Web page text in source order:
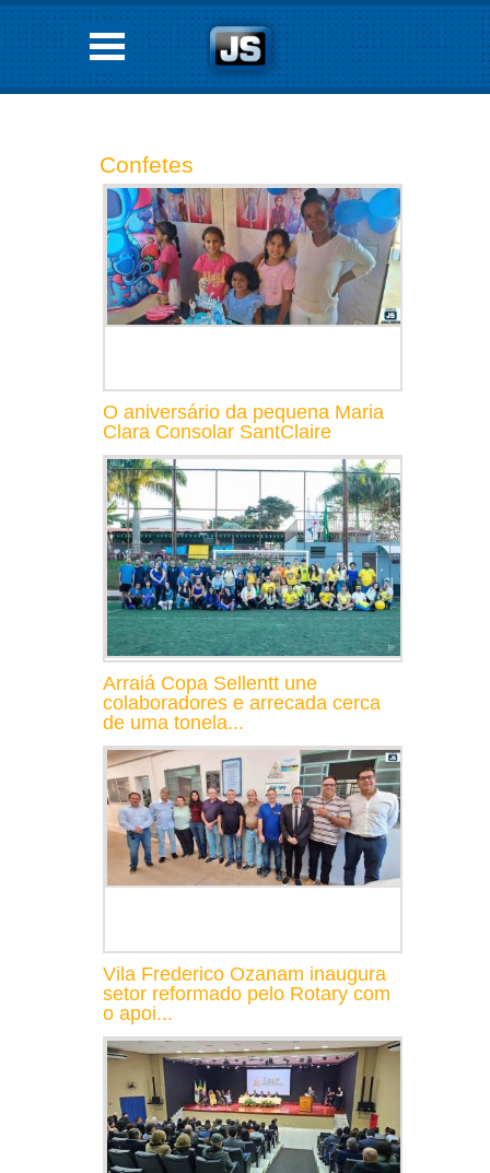
Confetes
O aniversário da pequena Maria
Clara Consolar SantClaire
Arraiá Copa Sellentt une
colaboradores e arrecada cerca
de uma tonela...
Vila Frederico Ozanam inaugura
setor reformado pelo Rotary com
o apoi...